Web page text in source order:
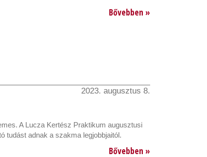
Bővebben »
2023. augusztus 8.
A Lucza Kertész Praktikum augusztusi
tudást adnak a szakma legjobbjaitól.
Bővebben »